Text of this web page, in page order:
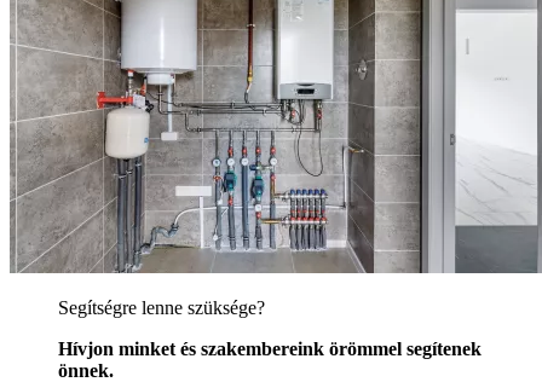
Segítségre lenne szüksége?
Hívjon minket és szakembereink örömmel segítenek
önnek.